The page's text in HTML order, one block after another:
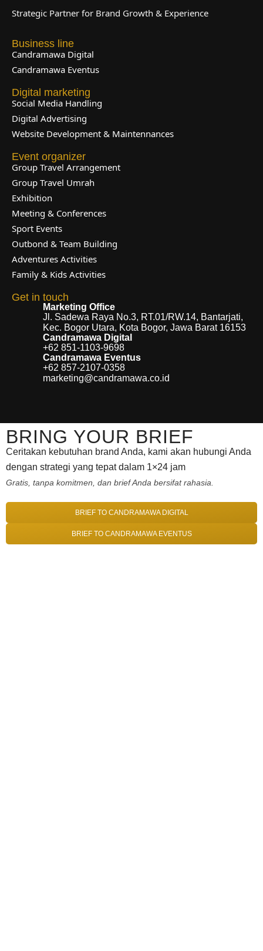
Strategic Partner for Brand Growth & Experience
Business line
Candramawa Digital
Candramawa Eventus
Digital marketing
Social Media Handling
Digital Advertising
Website Development & Maintennances
Event organizer
Group Travel Arrangement
Group Travel Umrah
Exhibition
Meeting & Conferences
Sport Events
Outbond & Team Building
Adventures Activities
Family & Kids Activities
Get in touch
Marketing Office
Jl. Sadewa Raya No.3, RT.01/RW.14, Bantarjati,
Kec. Bogor Utara, Kota Bogor, Jawa Barat 16153
Candramawa Digital
+62 851-1103-9698
Candramawa Eventus
+62 857-2107-0358
marketing@candramawa.co.id
BRING YOUR BRIEF
Ceritakan kebutuhan brand Anda, kami akan hubungi Anda
dengan strategi yang tepat dalam 1×24 jam
Gratis, tanpa komitmen, dan brief Anda bersifat rahasia.
BRIEF TO CANDRAMAWA DIGITAL
BRIEF TO CANDRAMAWA EVENTUS